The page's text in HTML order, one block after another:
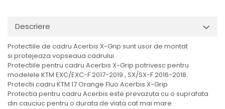
Descriere
Protectiile de cadru Acerbis X-Grip sunt usor de montat
si protejeaza vopseaua cadrului .
Protectiile pentru cadru Acerbis X-Grip potrivesc pentru
modelele KTM EXC/EXC-F 2017-2019 , SX/SX-F 2016-2018.
Protectii cadru KTM 17 Orange Fluo Acerbis X-Grip
Protectia pentru cadru Acerbis este prevazuta cu o suprafata
din cauciuc pentru o durata de viata cat mai mare .